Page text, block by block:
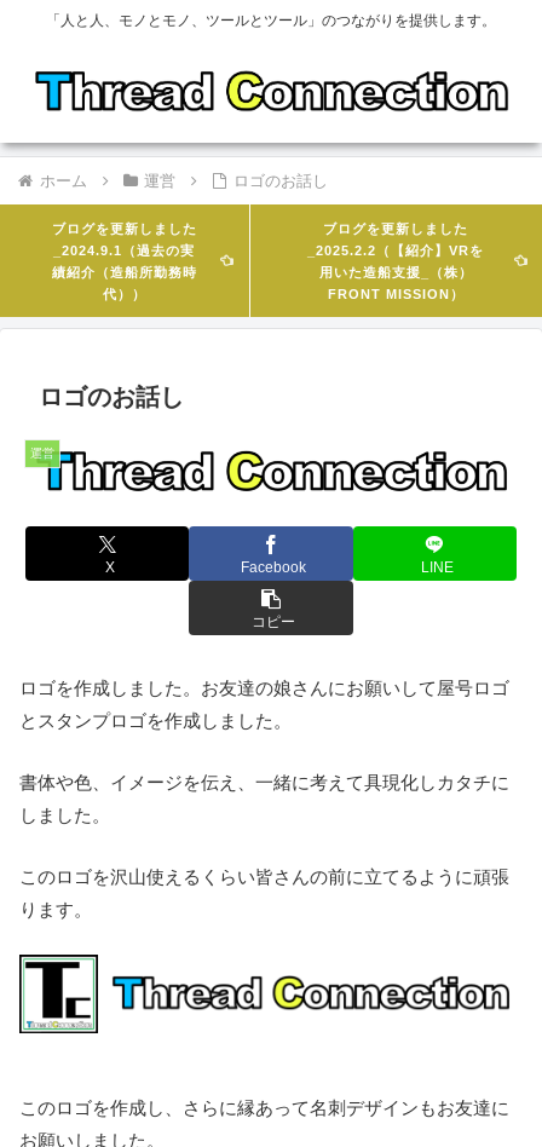
「人と人、モノとモノ、ツールとツール」のつながりを提供します。
ホーム 運営 ロゴのお話し
ブログを更新しました
_2024.9.1（過去の実
績紹介（造船所勤務時
代））
ブログを更新しました
_2025.2.2（【紹介】VRを
用いた造船支援_（株）
FRONT MISSION）
ロゴのお話し
運営
X Facebook LINE
コピー
ロゴを作成しました。お友達の娘さんにお願いして屋号ロゴ
とスタンプロゴを作成しました。
書体や色、イメージを伝え、一緒に考えて具現化しカタチに
しました。
このロゴを沢山使えるくらい皆さんの前に立てるように頑張
ります。
このロゴを作成し、さらに縁あって名刺デザインもお友達に
お願いしました。